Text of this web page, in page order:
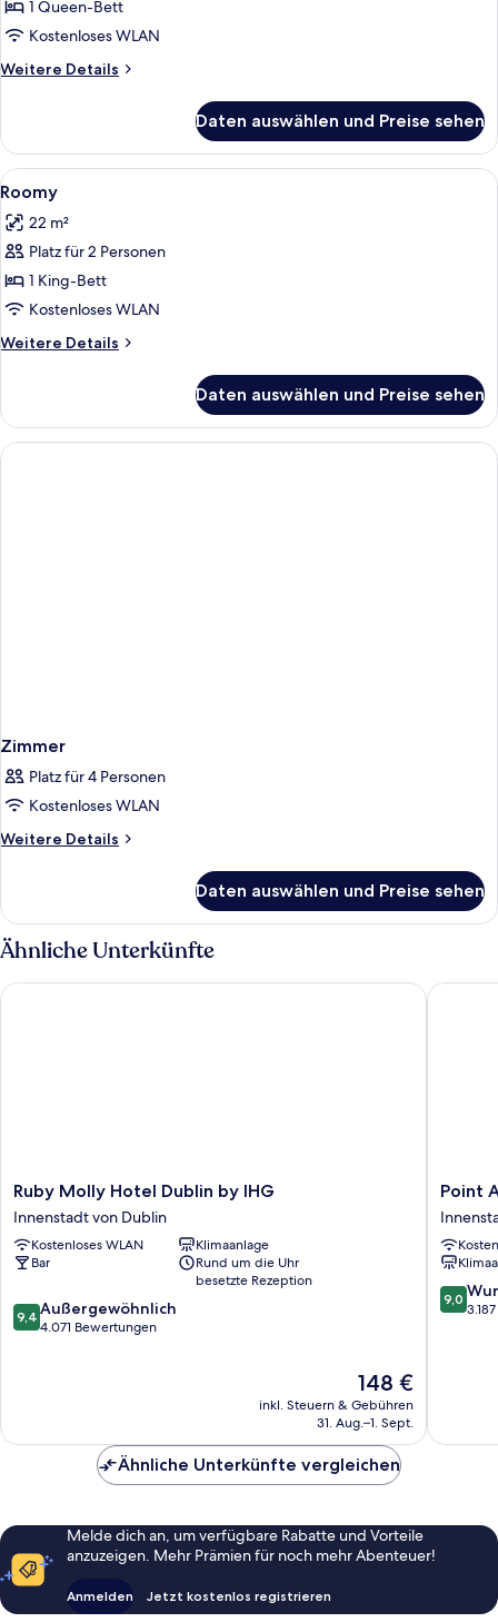
anzeigen
1 Queen-Bett
Kostenloses WLAN
Weitere Details
Weitere
Daten auswählen und Preise sehen
Alle
Fotos
für
Roomy
anzeigen
Ein Hotelzimmer mit einem großen
3
Roomy
22 m²
Platz für 2 Personen
1 King-Bett
Kostenloses WLAN
Weitere Details
Weitere
Daten auswählen und Preise sehen
Zimmer
Platz für 4 Personen
Kostenloses WLAN
Weitere Details
Weitere
Daten auswählen und Preise sehen
Ähnliche Unterkünfte
Ruby
Molly
Hotel
Dublin
by
Innenstadt
von
Ruby Molly Hotel Dublin by IHG
Innenstadt von Dublin
Kostenloses WLAN
Klimaanlage
Bar
Rund um die Uhr
besetzte Rezeption
9.4
von
9,4 Außergewöhnlich
4.071 Bewertungen
Der
Preis
beträgt
148 €
inkl. Steuern & Gebühren
31. Aug.–1. Sept.
Ruby Molly Hotel Dublin by IHG
Point
A
Dublin
Parnell
Street
von
Point
9.0
von
9,0
Point A
Ähnliche Unterkünfte vergleichen
Melde dich an, um verfügbare Rabatte und Vorteile
anzuzeigen. Mehr Prämien für noch mehr Abenteuer!
Anmelden Jetzt kostenlos registrieren